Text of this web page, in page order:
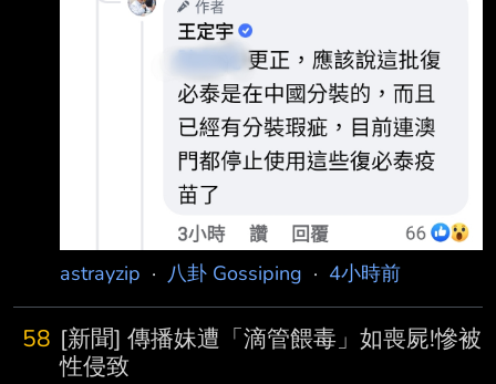
爛沒辦法發大財 這時候剛好台灣可以直接跑過
去說我們吃下來 上海復星這個機會完全可以讓
我們變成世界上前幾好拿貨的區域 為啥當初不
最開始知道阿共要硬推科興 藉機直接買上海復
星代理的疫苗阿 可以提早好幾個月拿到貨欸 最
後不管成人疫苗還是兒童疫苗 還不是要找復星
簽約 這不是越早買到越好嗎 -- 最後都是跟復星
簽約阿 他獨家代理商 還不是買了 只是一開始直
接喬可以第一季就拿到超過一千萬劑
astrayzip · 八卦 Gossiping · 4小時前
58 [新聞] 傳播妹遭「滴管餵毒」如喪屍!慘被
性侵致